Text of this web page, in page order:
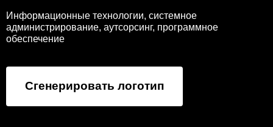
Информационные технологии, системное
администрирование, аутсорсинг, программное
обеспечение
Сгенерировать логотип